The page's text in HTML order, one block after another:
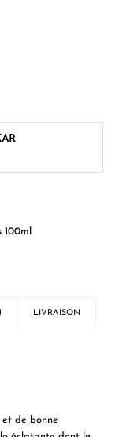
LIVRAISON
et de bonne